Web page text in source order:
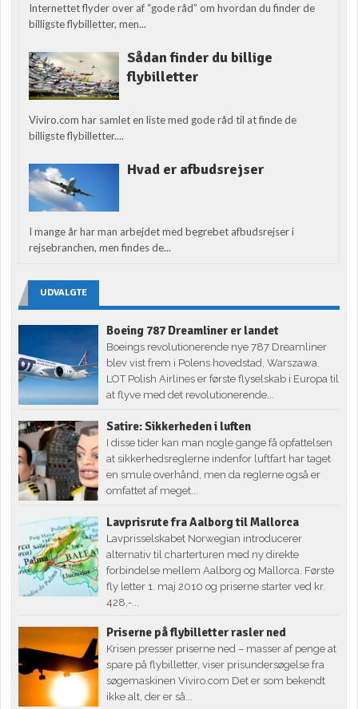
Internettet flyder over af “gode råd” om hvordan du finder de
billigste flybilletter, men...
Sådan finder du billige
flybilletter
Viviro.com har samlet en liste med gode råd til at finde de
billigste flybilletter....
Hvad er afbudsrejser
I mange år har man arbejdet med begrebet afbudsrejser i
rejsebranchen, men findes de...
UDVALGTE
Boeing 787 Dreamliner er landet
Boeings revolutionerende nye 787 Dreamliner
blev vist frem i Polens hovedstad, Warszawa.
LOT Polish Airlines er første flyselskab i Europa til
at flyve med det revolutionerende...
Satire: Sikkerheden i luften
I disse tider kan man nogle gange få opfattelsen
at sikkerhedsreglerne indenfor luftfart har taget
en smule overhånd, men da reglerne også er
omfattet af meget...
Lavprisrute fra Aalborg til Mallorca
Lavprisselskabet Norwegian introducerer
alternativ til charterturen med ny direkte
forbindelse mellem Aalborg og Mallorca. Første
fly letter 1. maj 2010 og priserne starter ved kr.
428,-...
Priserne på flybilletter rasler ned
Krisen presser priserne ned – masser af penge at
spare på flybilletter, viser prisundersøgelse fra
søgemaskinen Viviro.com Det er som bekendt
ikke alt, der er så...